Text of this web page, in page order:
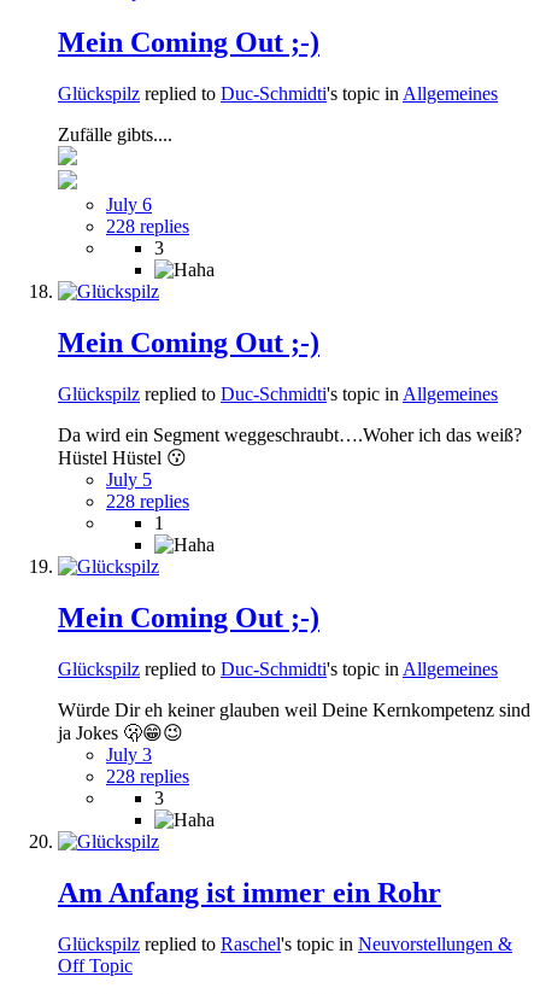
Mein Coming Out ;-)
Glückspilz replied to Duc-Schmidti's topic in Allgemeines
Zufälle gibts....
July 6
228 replies
3
Mein Coming Out ;-)
Glückspilz replied to Duc-Schmidti's topic in Allgemeines
Da wird ein Segment weggeschraubt….Woher ich das weiß?
Hüstel Hüstel 😗
July 5
228 replies
1
Mein Coming Out ;-)
Glückspilz replied to Duc-Schmidti's topic in Allgemeines
Würde Dir eh keiner glauben weil Deine Kernkompetenz sind
ja Jokes 🫢😁😉
July 3
228 replies
3
Am Anfang ist immer ein Rohr
Glückspilz replied to Raschel's topic in Neuvorstellungen &
Off Topic